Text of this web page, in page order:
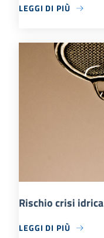
LEGGI DI PIÙ
Rischio crisi idrica
LEGGI DI PIÙ